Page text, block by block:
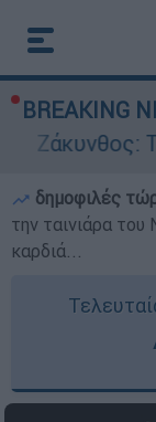
BREAKING
Τι
δημοφιλές
την ταινιάρα
καρδιά...